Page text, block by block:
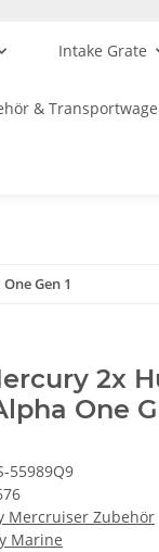
Intake Grate
&
Gen 1
2x
One
55989Q9
Mercruiser Zubehör
Marine